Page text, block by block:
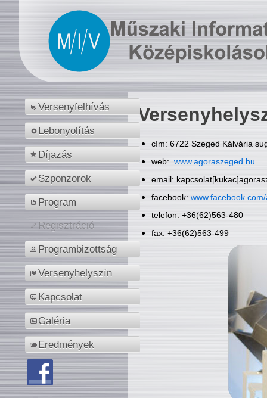
Versenyfelhívás
Lebonyolítás
Díjazás
Szponzorok
Program
Regisztráció
Programbizottság
Versenyhelyszín
Kapcsolat
Galéria
Eredmények
cím: 6722 Szeged Kálvária
web: www.agoraszeged.hu
email:
facebook:
telefon: +36(62)563-480
fax: +36(62)563-499